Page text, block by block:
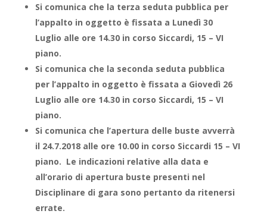
Si comunica che la terza seduta pubblica per
l’appalto in oggetto è fissata a Lunedì 30
Luglio alle ore 14.30 in corso Siccardi, 15 – VI
piano.
Si comunica che la seconda seduta pubblica
per l’appalto in oggetto è fissata a Giovedì 26
Luglio alle ore 14.30 in corso Siccardi, 15 – VI
piano.
Si comunica che l’apertura delle buste avverrà
il 24.7.2018 alle ore 10.00 in corso Siccardi 15 – VI
piano. Le indicazioni relative alla data e
all’orario di apertura buste presenti nel
Disciplinare di gara sono pertanto da ritenersi
errate.